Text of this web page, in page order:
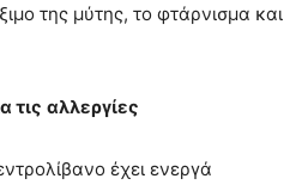
της μύτης, το φτάρνισμα και
τις αλλεργίες
έχει ενεργά